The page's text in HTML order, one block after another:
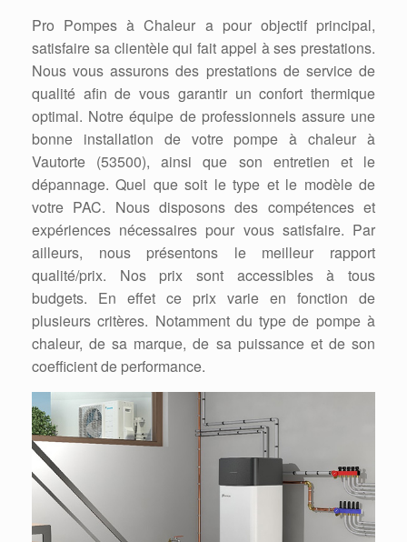
Pro Pompes à Chaleur a pour objectif principal,
satisfaire sa clientèle qui fait appel à ses prestations.
Nous vous assurons des prestations de service de
qualité afin de vous garantir un confort thermique
optimal. Notre équipe de professionnels assure une
bonne installation de votre pompe à chaleur à
Vautorte (53500), ainsi que son entretien et le
dépannage. Quel que soit le type et le modèle de
votre PAC. Nous disposons des compétences et
expériences nécessaires pour vous satisfaire. Par
ailleurs, nous présentons le meilleur rapport
qualité/prix. Nos prix sont accessibles à tous
budgets. En effet ce prix varie en fonction de
plusieurs critères. Notamment du type de pompe à
chaleur, de sa marque, de sa puissance et de son
coefficient de performance.